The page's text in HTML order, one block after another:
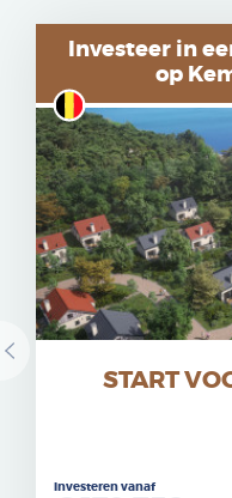
Investeer in
op
START
Investeren vanaf